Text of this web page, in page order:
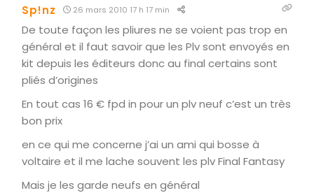
Sp!nz 26 mars 2010 17 h 17 min
De toute façon les pliures ne se voient pas trop en
général et il faut savoir que les Plv sont envoyés en
kit depuis les éditeurs donc au final certains sont
pliés d’origines
En tout cas 16 € fpd in pour un plv neuf c’est un très
bon prix
en ce qui me concerne j’ai un ami qui bosse à
voltaire et il me lache souvent les plv Final Fantasy
Mais je les garde neufs en général